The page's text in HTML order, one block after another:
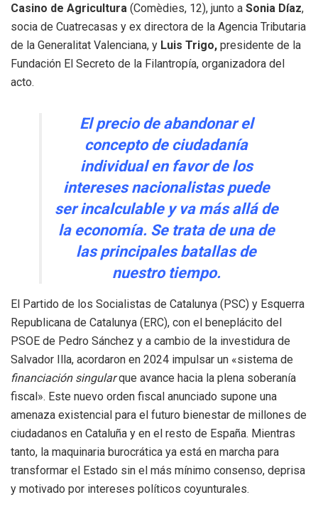
Casino de Agricultura (Comèdies, 12), junto a Sonia Díaz,
socia de Cuatrecasas y ex directora de la Agencia Tributaria
de la Generalitat Valenciana, y Luis Trigo, presidente de la
Fundación El Secreto de la Filantropía, organizadora del
acto.
El precio de abandonar el
concepto de ciudadanía
individual en favor de los
intereses nacionalistas puede
ser incalculable y va más allá de
la economía. Se trata de una de
las principales batallas de
nuestro tiempo.
El Partido de los Socialistas de Catalunya (PSC) y Esquerra
Republicana de Catalunya (ERC), con el beneplácito del
PSOE de Pedro Sánchez y a cambio de la investidura de
Salvador Illa, acordaron en 2024 impulsar un «sistema de
financiación singularque avance hacia la plena soberanía
fiscal». Este nuevo orden fiscal anunciado supone una
amenaza existencial para el futuro bienestar de millones de
ciudadanos en Cataluña y en el resto de España. Mientras
tanto, la maquinaria burocrática ya está en marcha para
transformar el Estado sin el más mínimo consenso, deprisa
y motivado por intereses políticos coyunturales.